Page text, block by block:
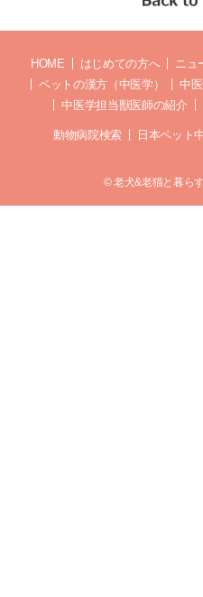
HOME はじめての方へ ニュ
ペットの漢方（中医学）
中
中医学担当獣医師の紹介
動物病院検索 日本ペット
© 老犬&老猫と暮ら